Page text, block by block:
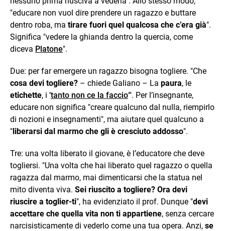
"educare non vuol dire prendere un ragazzo e buttare
dentro roba, ma tirare fuori quel qualcosa che c’era già".
Significa "vedere la ghianda dentro la quercia, come
diceva Platone".
Due: per far emergere un ragazzo bisogna togliere. "Che
cosa devi togliere? – chiede Galiano – La paura, le
etichette, i ‘tanto non ce la faccio‘". Per l’insegnante,
educare non significa "creare qualcuno dal nulla, riempirlo
di nozioni e insegnamenti", ma aiutare quel qualcuno a
"liberarsi dal marmo che gli è cresciuto addosso".
Tre: una volta liberato il giovane, è l’educatore che deve
togliersi. "Una volta che hai liberato quel ragazzo o quella
ragazza dal marmo, mai dimenticarsi che la statua nel
mito diventa viva. Sei riuscito a togliere? Ora devi
riuscire a toglier-ti", ha evidenziato il prof. Dunque "devi
accettare che quella vita non ti appartiene, senza cercare
narcisisticamente di vederlo come una tua opera. Anzi, se